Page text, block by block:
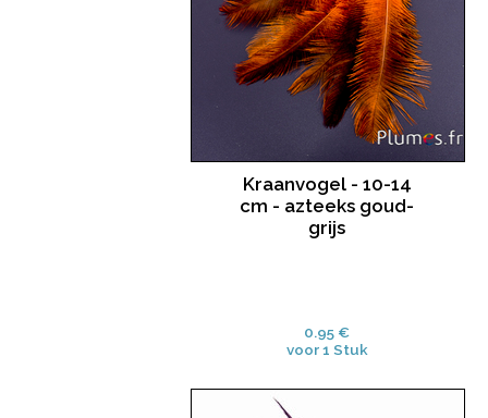
Kraanvogel - 10-14
cm - azteeks goud-
grijs
0.95 €
voor 1 Stuk